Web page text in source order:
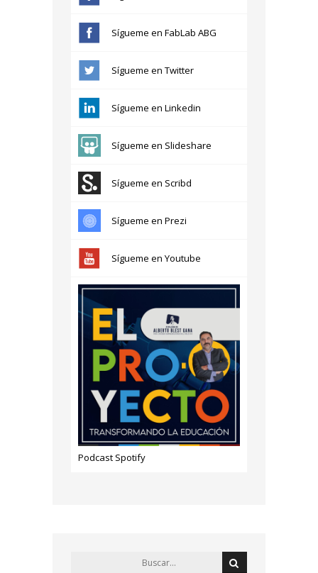
Sígueme en FabLab ABG
Sígueme en Twitter
Sígueme en Linkedin
Sígueme en Slideshare
Sígueme en Scribd
Sígueme en Prezi
Sígueme en Youtube
Podcast Spotify